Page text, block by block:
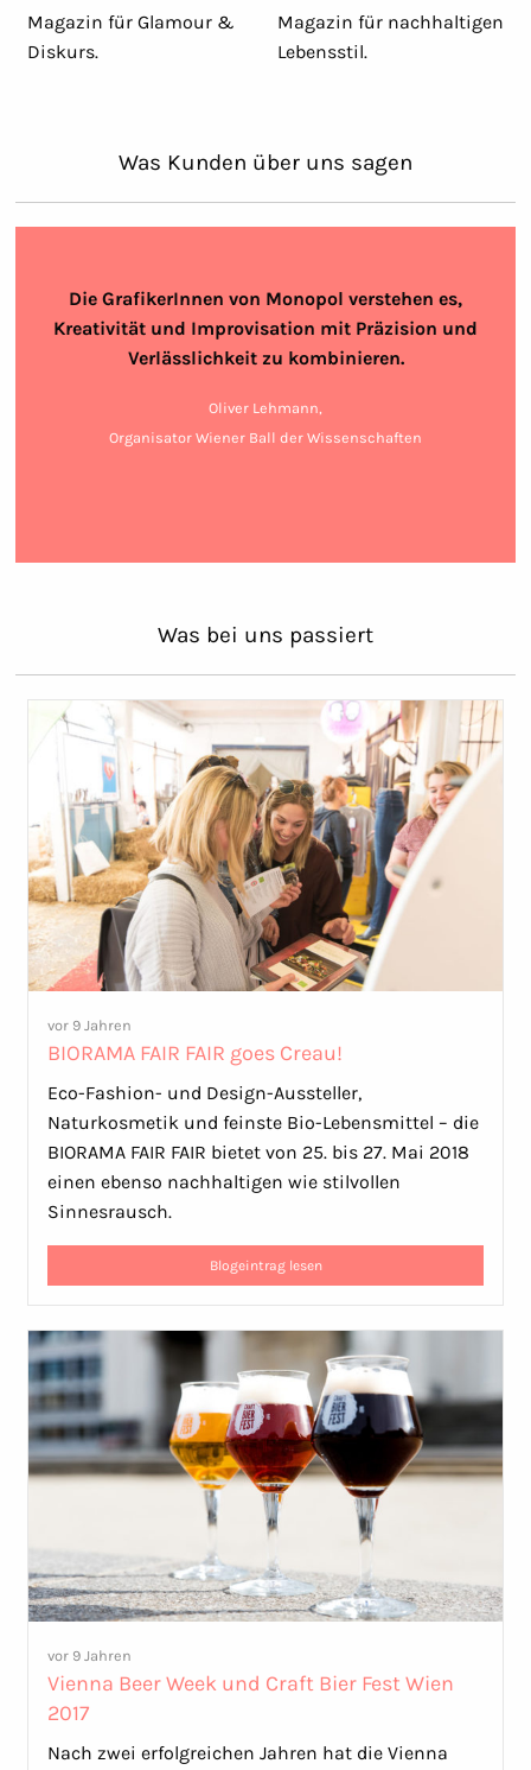
Magazin für Glamour &
Diskurs.
Magazin für nachhaltigen
Lebensstil.
Was Kunden über uns sagen
Die GrafikerInnen von Monopol verstehen es,
Kreativität und Improvisation mit Präzision und
Verlässlichkeit zu kombinieren.
Oliver Lehmann,
Organisator Wiener Ball der Wissenschaften
Was bei uns passiert
vor 9 Jahren
BIORAMA FAIR FAIR goes Creau!
Eco-Fashion- und Design-Aussteller,
Naturkosmetik und feinste Bio-Lebensmittel – die
BIORAMA FAIR FAIR bietet von 25. bis 27. Mai 2018
einen ebenso nachhaltigen wie stilvollen
Sinnesrausch.
Blogeintrag lesen
vor 9 Jahren
Vienna Beer Week und Craft Bier Fest Wien
2017
Nach zwei erfolgreichen Jahren hat die Vienna